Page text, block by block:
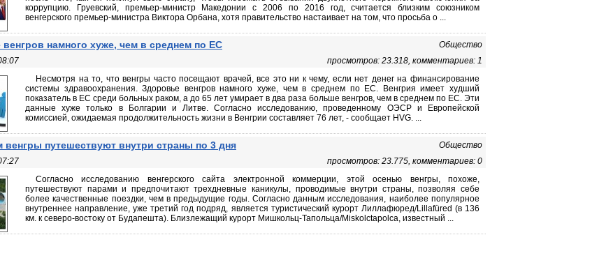
коррупцию. Груевский, премьер-министр Македонии с 2006 по 2016 год, считается близким союзником
венгерского премьер-министра Виктора Орбана, хотя правительство настаивает на том, что просьба о ...
намного хуже, чем в среднем по ЕС
Общество
просмотров: 23.318, комментариев: 1
Несмотря на то, что венгры часто посещают врачей, все это ни к чему, если нет денег на финансирование
системы здравоохранения. Здоровье венгров намного хуже, чем в среднем по ЕС. Венгрия имеет худший
показатель в ЕС среди больных раком, а до 65 лет умирает в два раза больше венгров, чем в среднем по ЕС. Эти
данные хуже только в Болгарии и Литве. Согласно исследованию, проведенному ОЭСР и Европейской
комиссией, ожидаемая продолжительность жизни в Венгрии составляет 76 лет, - сообщает HVG. ...
венгры путешествуют внутри страны по 3 дня
Общество
просмотров: 23.775, комментариев: 0
Согласно исследованию венгерского сайта электронной коммерции, этой осенью венгры, похоже,
путешествуют парами и предпочитают трехдневные каникулы, проводимые внутри страны, позволяя себе
более качественные поездки, чем в предыдущие годы. Согласно данным исследования, наиболее популярное
внутреннее направление, уже третий год подряд, является туристический курорт Лиллафюред/Lillafüred (в 136
км. к северо-востоку от Будапешта). Близлежащий курорт Мишкольц-Тапольца/Miskolctapolca, известный ...